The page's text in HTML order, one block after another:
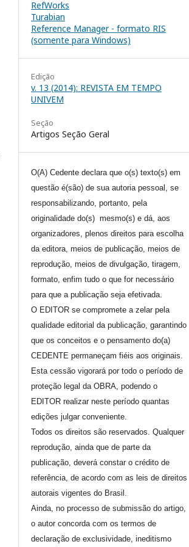
RefWorks
Turabian
Reference Manager - formato RIS
(somente para Windows)
Edição
v. 13 (2014): REVISTA EM TEMPO
UNIVEM
Seção
Artigos Seção Geral
O(A) Cedente declara que o(s) texto(s) em
questão é(são) de sua autoria pessoal, se
responsabilizando, portanto, pela
originalidade do(s) mesmo(s) e dá, aos
organizadores, plenos direitos para escolha
da editora, meios de publicação, meios de
reprodução, meios de divulgação, tiragem,
formato, enfim tudo o que for necessário
para que a publicação seja efetivada.
O EDITOR se compromete a zelar pela
qualidade editorial da publicação, garantindo
que os conceitos e o pensamento do(a)
CEDENTE permaneçam fiéis aos originais.
Esta cessão vigorará por todo o período de
proteção legal da OBRA, podendo o
EDITOR realizar neste período quantas
edições julgar conveniente.
Todos os direitos são reservados. Qualquer
reprodução, ainda que de parte da
publicação, deverá constar o crédito de
referência, de acordo com as leis de direitos
autorais vigentes do Brasil.
Ainda, no processo de submissão do artigo,
o autor concorda com os termos de
declaração de exclusividade, ineditismo